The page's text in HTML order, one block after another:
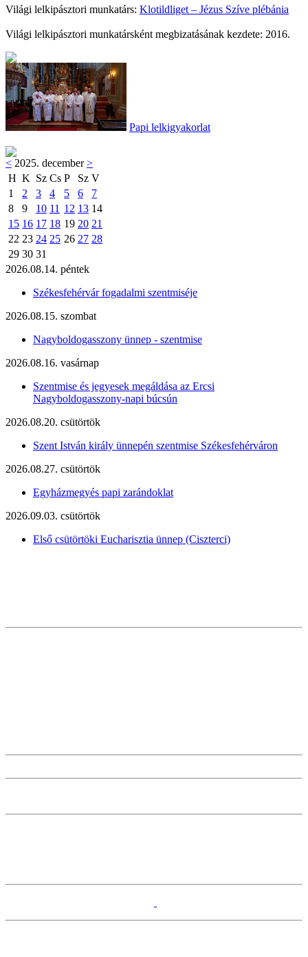
Világi lelkipásztori munkatárs: Klotildliget – Jézus Szíve plébánia
Világi lelkipásztori munkatársként megbizatásának kezdete: 2016.
Papi lelkigyakorlat
< 2025. december>
H K Sz Cs P Sz V
1
2 3 4 5 6
7
8
9 10 11 12 13 14
15 16 17 18 19 20 21
22 23 24 25 26 27 28
29 30 31
2026.08.14. péntek
Székesfehérvár fogadalmi szentmiséje
2026.08.15. szombat
Nagyboldogasszony ünnep - szentmise
2026.08.16. vasárnap
Szentmise és jegyesek megáldása az Ercsi
Nagyboldogasszony-napi búcsún
2026.08.20. csütörtök
Szent István király ünnepén szentmise Székesfehérváron
2026.08.27. csütörtök
Egyházmegyés papi zarándoklat
2026.09.03. csütörtök
Első csütörtöki Eucharisztia ünnep (Ciszterci)